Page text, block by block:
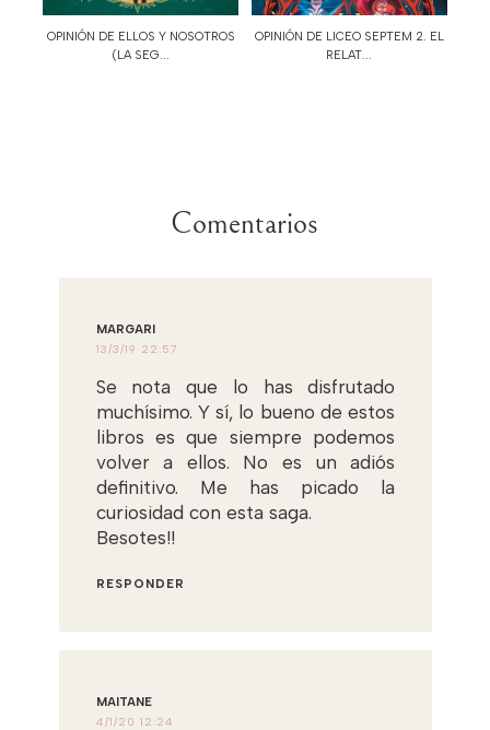
OPINIÓN DE ELLOS Y NOSOTROS
(LA SEG...
OPINIÓN DE LICEO SEPTEM 2. EL
RELAT...
Comentarios
MARGARI
13/3/19 22:57
Se nota que lo has disfrutado
muchísimo. Y sí, lo bueno de estos
libros es que siempre podemos
volver a ellos. No es un adiós
definitivo. Me has picado la
curiosidad con esta saga.
Besotes!!
RESPONDER
MAITANE
4/1/20 12:24